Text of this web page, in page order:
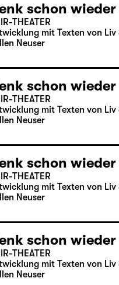
schon
THEATER
mit Texten von Liv
Neuser
schon
THEATER
mit Texten von Liv
Neuser
schon
THEATER
mit Texten von Liv
Neuser
schon
THEATER
mit Texten von Liv
Neuser